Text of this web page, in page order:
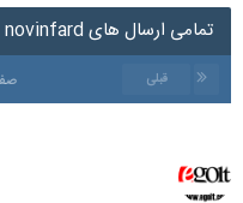
تمامی ارسال های novinfard
قبلی صفحه